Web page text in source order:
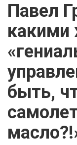
Павел
какими
быть,